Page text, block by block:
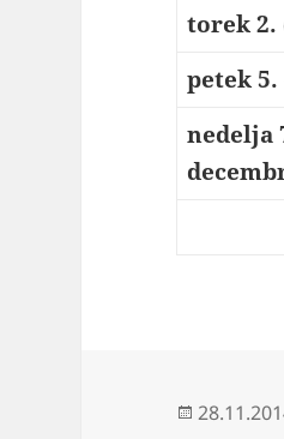
torek 2.
petek
nedelja